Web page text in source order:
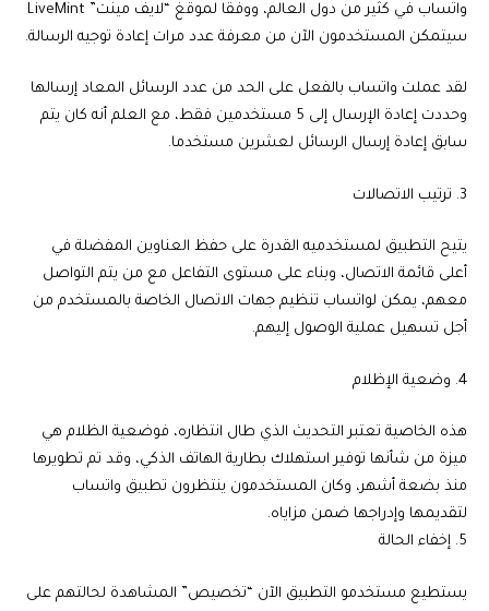
واتساب في كثير من دول العالم، ووفقا لموقغ “لايف مينت” LiveMint
سيتمكن المستخدمون الآن من معرفة عدد مرات إعادة توجيه الرسالة.
لقد عملت واتساب بالفعل على الحد من عدد الرسائل المعاد إرسالها
وحددت إعادة الإرسال إلى 5 مستخدمين فقط، مع العلم أنه كان يتم
سابق إعادة إرسال الرسائل لعشرين مستخدما.
3. ترتيب الاتصالات
يتيح التطبيق لمستخدميه القدرة على حفظ العناوين المفضلة في
أعلى قائمة الاتصال، وبناء على مستوى التفاعل مع من يتم التواصل
معهم، يمكن لواتساب تنظيم جهات الاتصال الخاصة بالمستخدم من
أجل تسهيل عملية الوصول إليهم.
4. وضعية الإظلام
هذه الخاصية تعتبر التحديث الذي طال انتظاره، فوضعية الظلام هي
ميزة من شأنها توفير استهلاك بطارية الهاتف الذكي، وقد تم تطويرها
منذ بضعة أشهر، وكان المستخدمون ينتظرون تطبيق واتساب
لتقديمها وإدراجها ضمن مزاياه.
5. إخفاء الحالة
يستطيع مستخدمو التطبيق الآن “تخصيص” المشاهدة لحالتهم على